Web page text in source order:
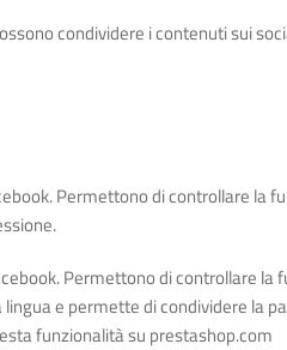
condividere i contenuti sui
Permettono di controllare la
Permettono di controllare la
e permette di condividere la
funzionalità su prestashop.com